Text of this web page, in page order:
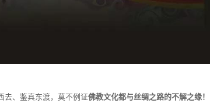
去、鉴真东渡，莫不例证佛教文化都与丝绸之路的不解之缘！